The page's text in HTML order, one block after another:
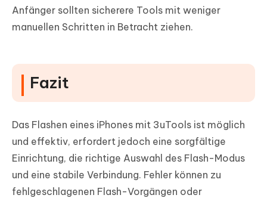
Anfänger sollten sicherere Tools mit weniger
manuellen Schritten in Betracht ziehen.
Fazit
Das Flashen eines iPhones mit 3uTools ist möglich
und effektiv, erfordert jedoch eine sorgfältige
Einrichtung, die richtige Auswahl des Flash-Modus
und eine stabile Verbindung. Fehler können zu
fehlgeschlagenen Flash-Vorgängen oder